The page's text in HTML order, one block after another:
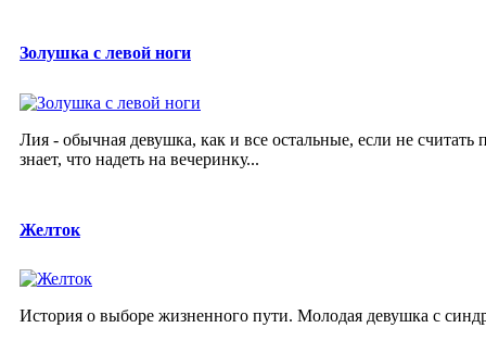
Золушка с левой ноги
Лия - обычная девушка, как и все остальные, если не
знает, что надеть на вечеринку...
Желток
История о выборе жизненного пути. Молодая девушка с